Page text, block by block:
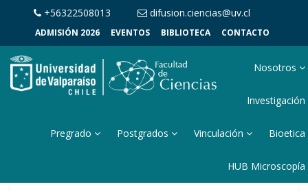
+56322508013 difusion.ciencias@uv.cl
ADMISIÓN 2026 EVENTOS BIBLIOTECA CONTACTO
Nosotros
Investigación
Pregrado Postgrados Vinculación Bioetica
HUB Microscopía